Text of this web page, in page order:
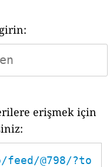
erişmek için
@798/?to